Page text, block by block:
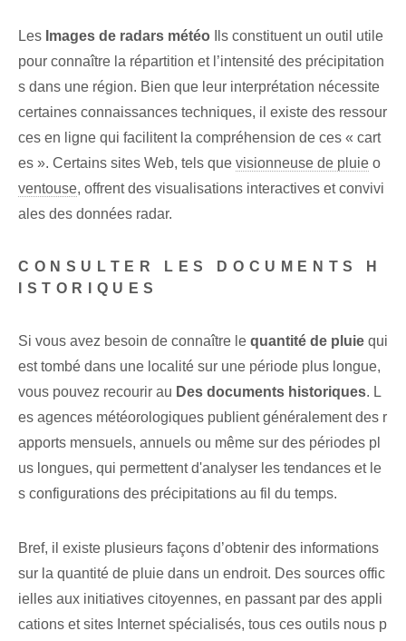
Les Images de radars météo Ils constituent un outil utile
pour connaître la répartition et l’intensité des précipitation
s dans une région. Bien que leur interprétation nécessite
certaines connaissances techniques, il existe des ressour
ces en ligne qui facilitent la compréhension de ces « cart
es ». Certains sites Web, tels que visionneuse de pluie o
ventouse,⁢ offrent des visualisations interactives⁣ et convivi
ales des ‌données radar.
CONSULTER LES DOCUMENTS H
ISTORIQUES
Si vous avez besoin de connaître le quantité de pluie qui‌
est tombé dans une localité ⁢sur une période plus longue⁢,⁢
vous pouvez recourir au Des documents historiques. L
es agences météorologiques publient généralement des r
apports mensuels, annuels ou même sur des périodes pl
us longues, qui permettent d'analyser les tendances et le
s configurations des précipitations au fil du temps.
Bref, il existe plusieurs façons d’obtenir des informations
sur la quantité de pluie dans un endroit. Des sources offic
ielles aux initiatives citoyennes, en passant par des appli
cations et sites Internet spécialisés, tous ces outils nous p